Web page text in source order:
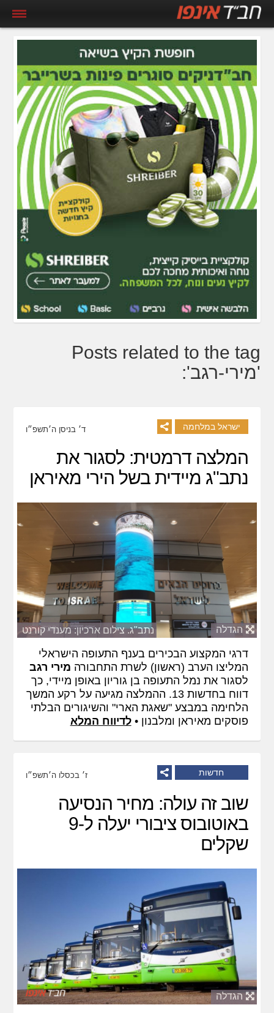
Posts related to the tag
'מירי-רגב':
ישראל במלחמה ד׳ בניסן ה׳תשפ״ו
המלצה דרמטית: לסגור את
נתב"ג מיידית בשל הירי מאיראן
נתב"ג. צילום ארכיון: מענדי קורנט הגדלה
דרגי המקצוע הבכירים בענף התעופה הישראלי
המליצו הערב (ראשון) לשרת התחבורה מירי רגב
לסגור את נמל התעופה בן גוריון באופן מיידי, כך
דווח בחדשות 13. ההמלצה מגיעה על רקע המשך
הלחימה במבצע "שאגת הארי" והשיגורים הבלתי
פוסקים מאיראן ומלבנון •לדיווח המלא
חדשות ז׳ בכסלו ה׳תשפ״ו
שוב זה עולה: מחיר הנסיעה
באוטובוס ציבורי יעלה ל-9
שקלים
הגדלה